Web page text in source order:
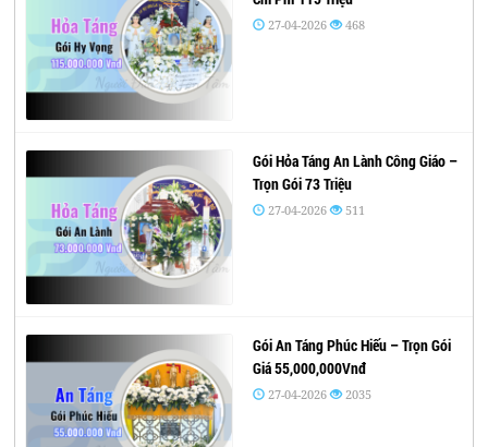
27-04-2026 468
Gói Hỏa Táng An Lành Công Giáo –
Trọn Gói 73 Triệu
27-04-2026 511
Gói An Táng Phúc Hiếu – Trọn Gói
Giá 55,000,000Vnđ
27-04-2026 2035